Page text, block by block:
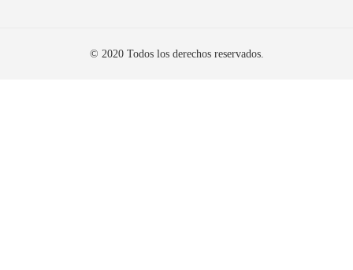
© 2020 Todos los derechos reservados.